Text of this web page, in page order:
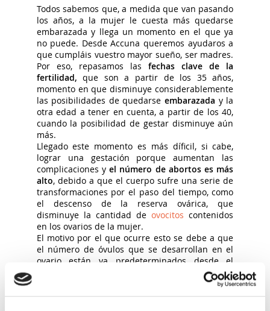
Todos sabemos que, a medida que van pasando
los años, a la mujer le cuesta más quedarse
embarazada y llega un momento en el que ya
no puede. Desde Accuna queremos ayudaros a
que cumpláis vuestro mayor sueño, ser madres.
Por eso, repasamos lasfechas clave de la
fertilidad, que son a partir de los 35 años,
momento en que disminuye considerablemente
las posibilidades de quedarseembarazada y la
otra edad a tener en cuenta, a partir de los 40,
cuando la posibilidad de gestar disminuye aún
más.
Llegado este momento es más díficil, si cabe,
lograr una gestación porque aumentan las
complicaciones yel número de abortos es más
alto, debido a que el cuerpo sufre una serie de
transformaciones por el paso del tiempo, como
el descenso de la reserva ovárica, que
disminuye la cantidad deovocitoscontenidos
en los ovarios de la mujer.
El motivo por el que ocurre esto se debe a que
el número de óvulos que se desarrollan en el
ovario están ya predeterminados desde el
nacimiento. En el desarrollo fetal, cuando se
forman los ovarios alrededor de la semana 18
de gestación, el número de folículos